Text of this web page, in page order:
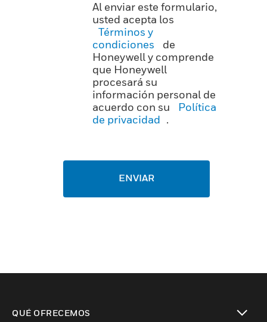
Al enviar este formulario,
usted acepta los
Términos y
condiciones
de
Honeywell y comprende
que Honeywell
procesará su
información personal de
acuerdo con su
Política
de privacidad .
ENVIAR
QUÉ OFRECEMOS